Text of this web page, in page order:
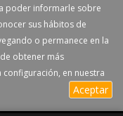
poder informarle sobre
sus hábitos de
o permanece en la
obtener más
en nuestra
Aceptar